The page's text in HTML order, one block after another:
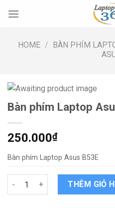
HOME / BÀN PHÍM
Bàn phím Laptop
250.000₫
Bàn phím Laptop Asus B53E
Bàn phím Laptop Asus B53E
THÊM GIỎ